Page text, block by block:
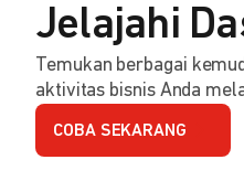
Jelajahi
Temukan berbagai
aktivitas bisnis Anda
COBA SEKARANG